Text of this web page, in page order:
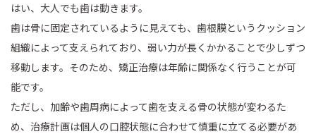
はい、大人でも歯は動きます。
歯は骨に固定されているように見えても、歯根膜というクッション
組織によって支えられており、弱い力が長くかかることで少しずつ
移動します。そのため、矯正治療は年齢に関係なく行うことが可
能です。
ただし、加齢や歯周病によって歯を支える骨の状態が変わるた
め、治療計画は個人の口腔状態に合わせて慎重に立てる必要があ